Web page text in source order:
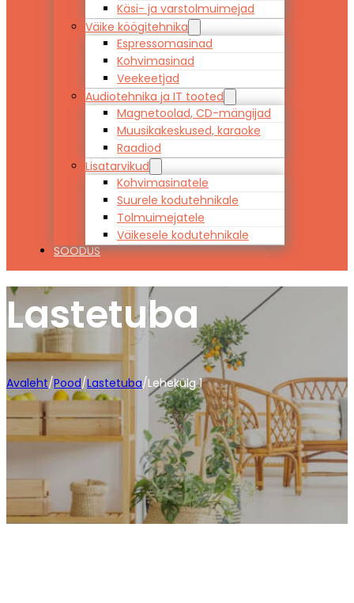
Käsi- ja varstolmuimejad
Väike köögitehnika
Espressomasinad
Kohvimasinad
Veekeetjad
Audiotehnika ja IT tooted
Magnetoolad, CD-mängijad
Muusikakeskused, karaoke
Raadiod
Lisatarvikud
Kohvimasinatele
Suurele kodutehnikale
Tolmuimejatele
Väikesele kodutehnikale
SOODUS
Lastetuba
Avaleht/Pood/Lastetuba/Lehekülg 1